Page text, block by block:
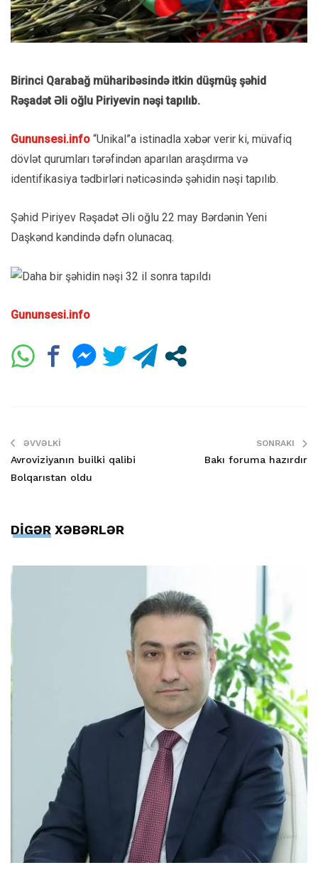
Birinci Qarabağ müharibəsində itkin düşmüş şəhid
Rəşadət Əli oğlu Piriyevin nəşi tapılıb.
Gununsesi.info “Unikal”a istinadla xəbər verir ki, müvafiq
dövlət qurumları tərəfindən aparılan araşdırma və
identifikasiya tədbirləri nəticəsində şəhidin nəşi tapılıb.
Şəhid Piriyev Rəşadət Əli oğlu 22 may Bərdənin Yeni
Daşkənd kəndində dəfn olunacaq.
Gununsesi.info
ƏVVƏLKI
Avroviziyanın builki qalibi
Bolqarıstan oldu
SONRAKI
Bakı foruma hazırdır
DİGƏR XƏBƏRLƏR